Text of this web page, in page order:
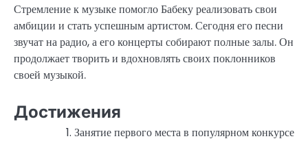
Стремление к музыке помогло Бабеку реализовать свои
амбиции и стать успешным артистом. Сегодня его песни
звучат на радио, а его концерты собирают полные залы. Он
продолжает творить и вдохновлять своих поклонников
своей музыкой.
Достижения
Занятие первого места в популярном конкурсе